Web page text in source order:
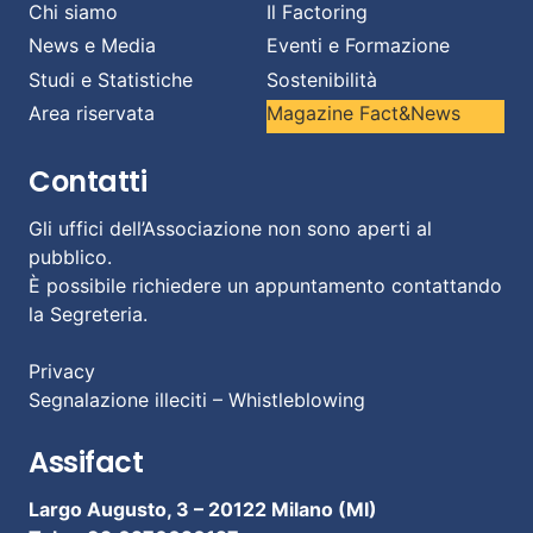
Chi siamo
Il Factoring
News e Media
Eventi e Formazione
Studi e Statistiche
Sostenibilità
Area riservata
Magazine Fact&News
Contatti
Gli uffici dell’Associazione non sono aperti al
pubblico.
È possibile richiedere un appuntamento contattando
la Segreteria.
Privacy
Segnalazione illeciti – Whistleblowing
Assifact
Largo Augusto, 3 – 20122 Milano (MI)